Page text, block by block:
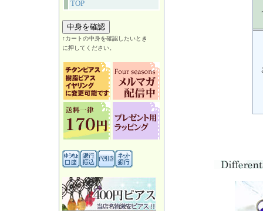
TOP
↑カートの中身を確認したいとき
に押してください。